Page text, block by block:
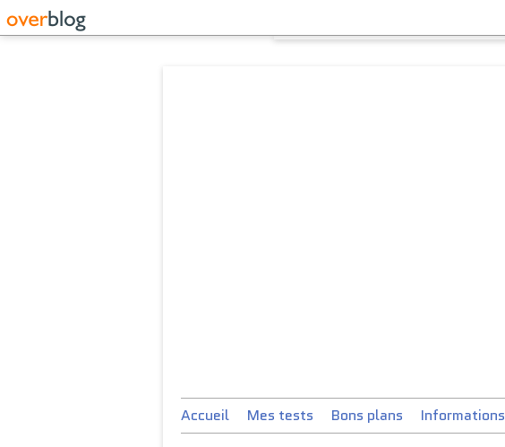
Accueil Mes tests Bons plans Informations